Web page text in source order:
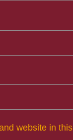
website in